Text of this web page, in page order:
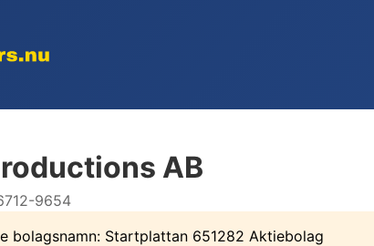
AB
9654
bolagsnamn: Startplattan 651282 Aktiebolag